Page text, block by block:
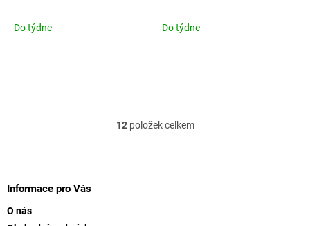
Do týdne Do týdne
O
12položek celkem
Informace pro Vás
O nás